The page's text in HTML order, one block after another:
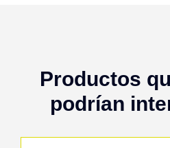
Productos
podrían